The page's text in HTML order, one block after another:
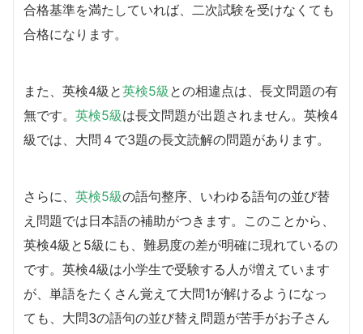
合格基準を満たしていれば、二次試験を受けなくても
合格になります。
また、英検4級と英検5級 との相違点は、長文問題の有
無です。 英検5級は長文問題が出題されません。英検4
級では、大問４で3題の長文読解の問題があります。
さらに、 英検5級の語句整序、いわゆる語句の並び替
え問題では日本語の補助がつきます。このことから、
英検4級と5級にも、難易度の差が明確に現れているの
です。英検4級は小学生で受験する人が増えています
が、単語をたくさん覚えて大問1が解けるようになっ
ても、大問3の語句の並び替え問題が苦手がお子さん